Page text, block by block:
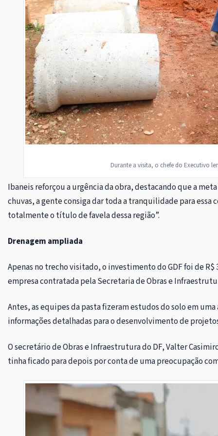
Durante a visita, o chefe do Executivo
Ibaneis reforçou a urgência da obra, destacando que a
chuvas, a gente consiga dar toda a tranquilidade para
totalmente o título de favela dessa região”.
Drenagem ampliada
Apenas no trecho visitado, o investimento do GDF foi de
empresa contratada pela Secretaria de Obras e
Antes, as equipes da pasta fizeram estudos do solo em
informações detalhadas para o desenvolvimento de
O secretário de Obras e Infraestrutura do DF, Valter
tinha ficado para depois por conta de uma preocupação